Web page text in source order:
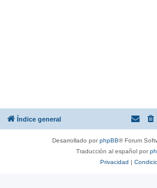
Índice general
Desarrollado porphpBB® Forum
Traducción al español por
Privacidad |